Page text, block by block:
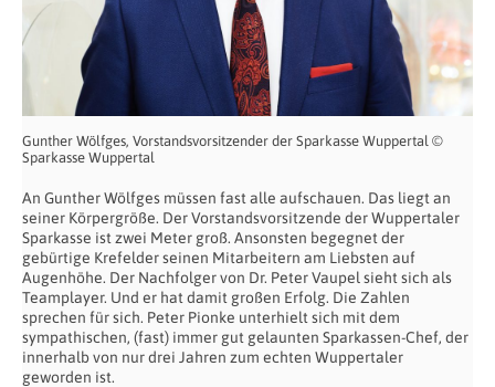
Gunther Wölfges, Vorstandsvorsitzender der Sparkasse Wuppertal ©
Sparkasse Wuppertal
An Gunther Wölfges müssen fast alle aufschauen. Das liegt an
seiner Körpergröße. Der Vorstandsvorsitzende der Wuppertaler
Sparkasse ist zwei Meter groß. Ansonsten begegnet der
gebürtige Krefelder seinen Mitarbeitern am Liebsten auf
Augenhöhe. Der Nachfolger von Dr. Peter Vaupel sieht sich als
Teamplayer. Und er hat damit großen Erfolg. Die Zahlen
sprechen für sich. Peter Pionke unterhielt sich mit dem
sympathischen, (fast) immer gut gelaunten Sparkassen-Chef, der
innerhalb von nur drei Jahren zum echten Wuppertaler
geworden ist.